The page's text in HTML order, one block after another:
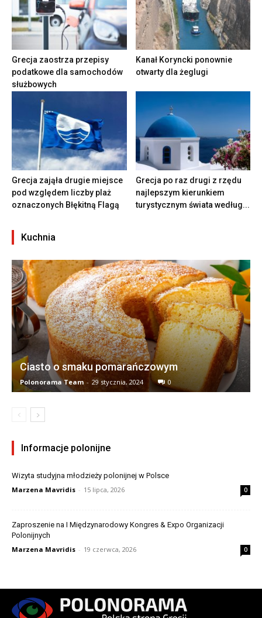
Grecja zaostrza przepisy
podatkowe dla samochodów
służbowych
Kanał Koryncki ponownie
otwarty dla żeglugi
Grecja zająła drugie miejsce
pod względem liczby plaż
oznaczonych Błękitną Flagą
Grecja po raz drugi z rzędu
najlepszym kierunkiem
turystycznym świata według...
Kuchnia
Ciasto o smaku pomarańczowym
Polonorama Team - 29 stycznia, 2024 0
Informacje polonijne
Wizyta studyjna młodzieży polonijnej w Polsce
Marzena Mavridis - 15 lipca, 2026 0
Zaproszenie na I Międzynarodowy Kongres & Expo Organizacji
Polonijnych
Marzena Mavridis - 19 czerwca, 2026 0